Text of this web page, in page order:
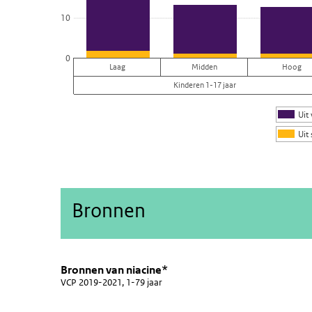
Uit
Uit
0
10
Laag
Kinderen 1-17 jaar
Midden Hoog
Bronnen
Bronnen niacine
Sla de grafiek 'Bronnen van niacine*' over en ga naar
Bronnen van niacine*
Bronnen van niacine*
VCP 2019-2021, 1-79 jaar